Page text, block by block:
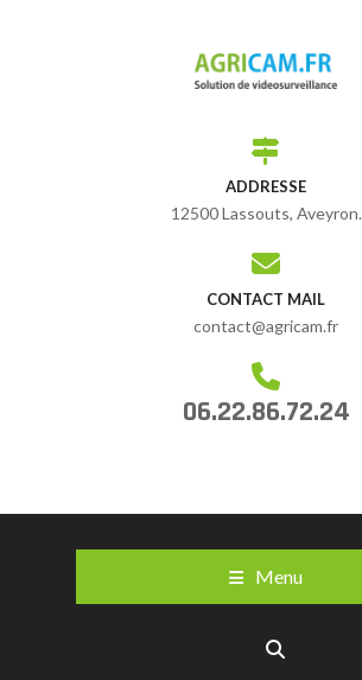
ADDRESSE
12500 Lassouts, Aveyron.
CONTACT MAIL
contact@agricam.fr
06.22.86.72.24
Menu